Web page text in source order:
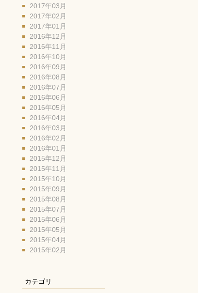
2017年03月
2017年02月
2017年01月
2016年12月
2016年11月
2016年10月
2016年09月
2016年08月
2016年07月
2016年06月
2016年05月
2016年04月
2016年03月
2016年02月
2016年01月
2015年12月
2015年11月
2015年10月
2015年09月
2015年08月
2015年07月
2015年06月
2015年05月
2015年04月
2015年02月
カテゴリ